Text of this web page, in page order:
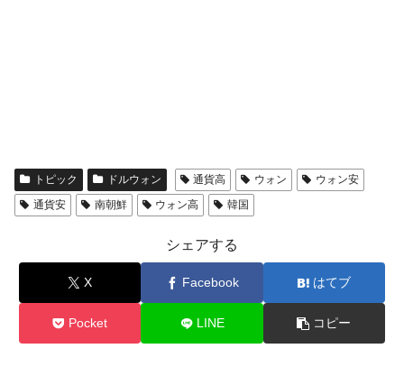
トピック ドルウォン 通貨高 ウォン
ウォン安
通貨安
南朝鮮 ウォン高 韓国
シェアする
X Facebook はてブ
Pocket LINE コピー